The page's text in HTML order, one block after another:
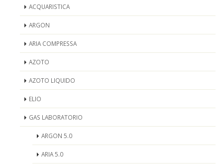
ACQUARISTICA
ARGON
ARIA COMPRESSA
AZOTO
AZOTO LIQUIDO
ELIO
GAS LABORATORIO
ARGON 5.0
ARIA 5.0